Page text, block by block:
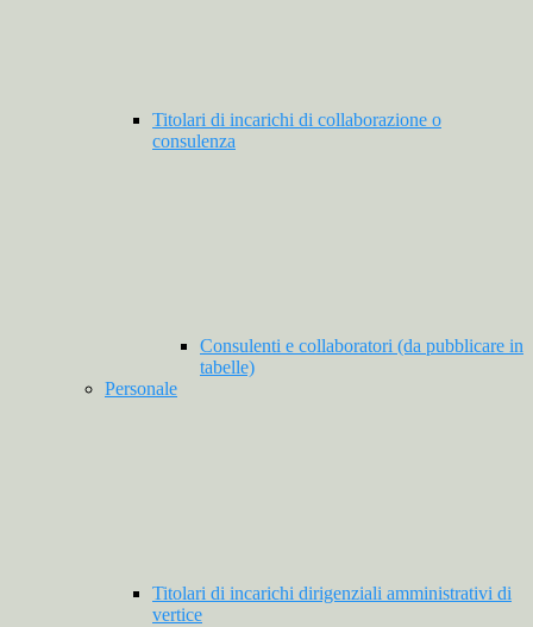
Titolari di incarichi di collaborazione o
consulenza
Consulenti e collaboratori (da pubblicare in
tabelle)
Personale
Titolari di incarichi dirigenziali amministrativi di
vertice